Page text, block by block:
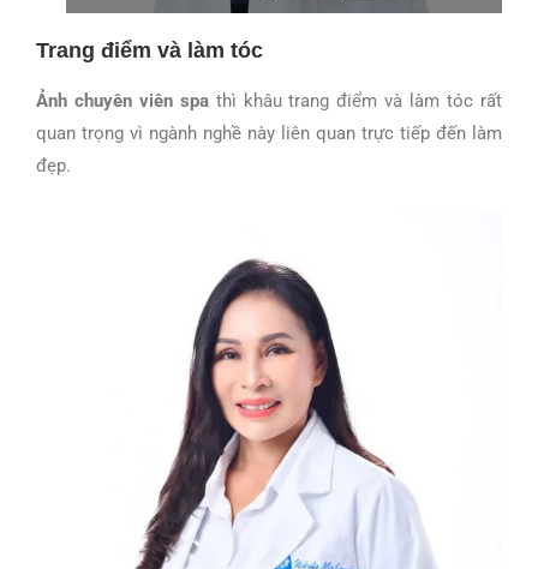
Trang điểm và làm tóc
Ảnh chuyên viên spa thì khâu trang điểm và làm tóc rất
quan trọng vì ngành nghề này liên quan trực tiếp đến làm
đẹp.